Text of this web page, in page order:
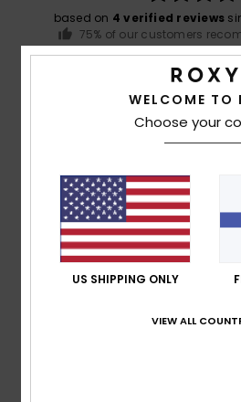
based on 4 verified reviews
75% of our customers
Too small Too large
Color
WELCOME TO
Choose your
US SHIPPING ONLY
VIEW ALL